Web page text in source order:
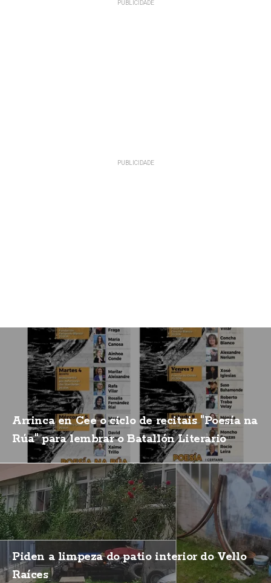
Arrinca en Cee o ciclo de recitais "Poesía na
Rúa" para lembrar o Batallón Literario
Piden a limpeza do patio interior do Vello
Raíces